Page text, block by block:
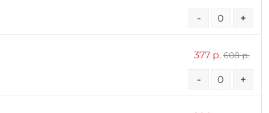
- +
377 р. 608 р.
- +